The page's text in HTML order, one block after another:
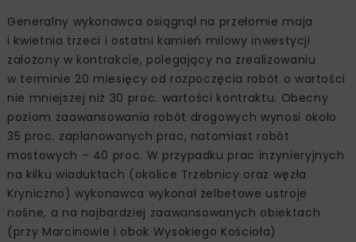
Generalny wykonawca osiągnął na przełomie maja
i kwietnia trzeci i ostatni kamień milowy inwestycji
założony w kontrakcie, polegający na zrealizowaniu
w terminie 20 miesięcy od rozpoczęcia robót o wartości
nie mniejszej niż 30 proc. wartości kontraktu. Obecny
poziom zaawansowania robót drogowych wynosi około
35 proc. zaplanowanych prac, natomiast robót
mostowych – 40 proc. W przypadku prac inżynieryjnych
na kilku wiaduktach (okolice Trzebnicy oraz węzła
Kryniczno) wykonawca wykonał żelbetowe ustroje
nośne, a na najbardziej zaawansowanych obiektach
(przy Marcinowie i obok Wysokiego Kościoła)